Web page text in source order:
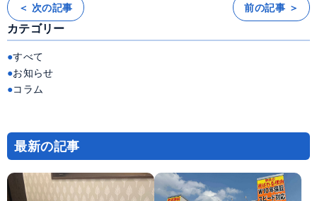
投
稿
ナ
ビ
ゲ
ー
シ
ョ
ン
＜ 次の記事 前の記事 ＞
カテゴリー
すべて
お知らせ
コラム
最新の記事